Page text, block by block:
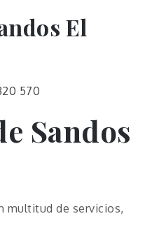
El
570
Sandos
multitud de servicios,